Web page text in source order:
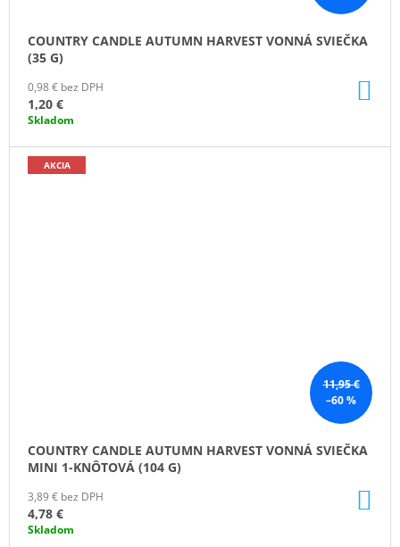
COUNTRY CANDLE AUTUMN HARVEST VONNÁ SVIEČKA
(35 G)
0,98 € bez DPH
1,20 €
Skladom
11,95 €
–60 %
AKCIA
COUNTRY CANDLE AUTUMN HARVEST VONNÁ SVIEČKA
MINI 1-KNÔTOVÁ (104 G)
3,89 € bez DPH
4,78 €
Skladom